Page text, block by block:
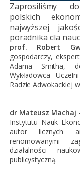
Zaprosiliśmy
polskich
najwyższej
poradnika dla
prof. Robert
gospodarczy,
Adama Smitha,
Wykładowca
Radzie Adwokackiej
dr Mateusz Machaj
Instytutu Nauk
autor licznych
renomowanymi
działalności
publicystyczną.